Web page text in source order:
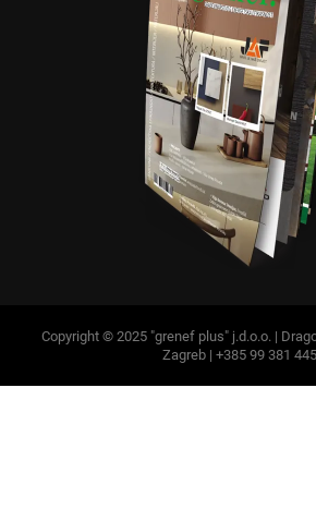
Copyright © 2025 "grenef plus" j.d.o.o. |
Zagreb | +385 99 381